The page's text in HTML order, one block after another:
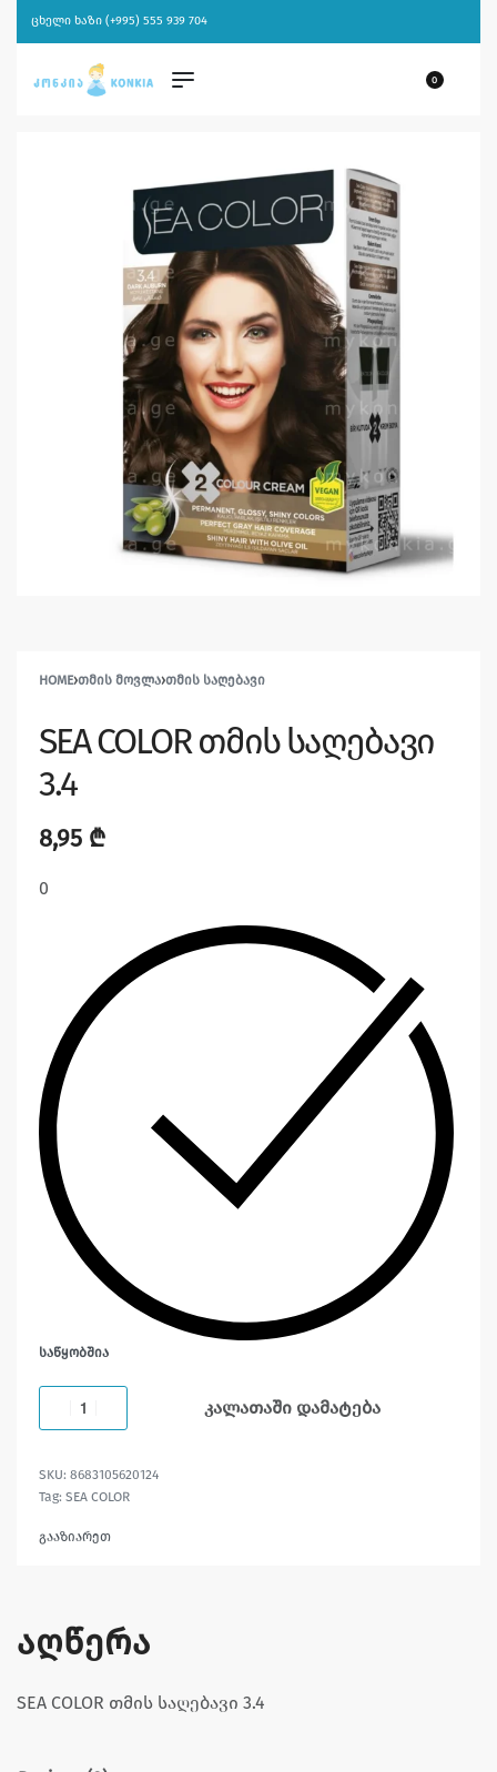
ცხელი ხაზი (+995) 555 939 704
0
HOME›ᲗᲛᲘᲡ ᲛᲝᲕᲚᲐ›ᲗᲛᲘᲡ ᲡᲐᲦᲔᲑᲐᲕᲘ
SEA COLOR თმის საღებავი
3.4
8,95 ₾
0
ᲡᲐᲬᲧᲝᲑᲨᲘᲐ
კალათაში დამატება
8683105620124
Tag: SEA COLOR
გააზიარეთ
აღწერა
SEA COLOR თმის საღებავი 3.4